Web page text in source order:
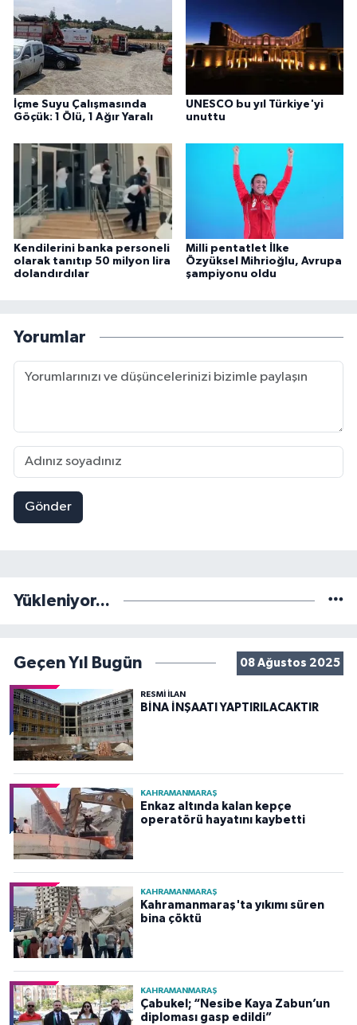
İçme Suyu Çalışmasında
Göçük: 1 Ölü, 1 Ağır Yaralı
UNESCO bu yıl Türkiye'yi
unuttu
Kendilerini banka personeli
olarak tanıtıp 50 milyon lira
dolandırdılar
Milli pentatlet İlke
Özyüksel Mihrioğlu, Avrupa
şampiyonu oldu
Yorumlar
Gönder
Yükleniyor...
Geçen Yıl Bugün 08 Ağustos 2025
RESMİ İLAN
BİNA İNŞAATI YAPTIRILACAKTIR
KAHRAMANMARAŞ
Enkaz altında kalan kepçe
operatörü hayatını kaybetti
KAHRAMANMARAŞ
Kahramanmaraş'ta yıkımı süren
bina çöktü
KAHRAMANMARAŞ
Çabukel; “Nesibe Kaya Zabun’un
diploması gasp edildi”